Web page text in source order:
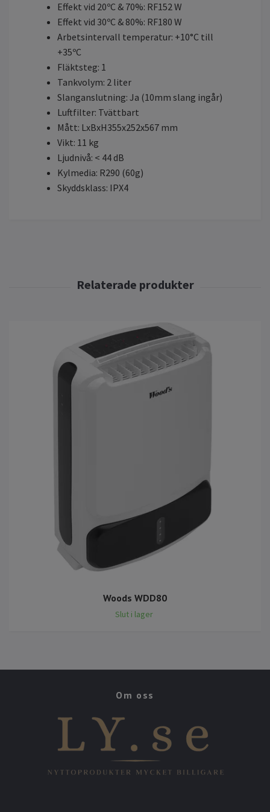
Effekt vid 20ºC & 70%: RF152 W
Effekt vid 30ºC & 80%: RF180 W
Arbetsintervall temperatur: +10°C till
+35ºC
Fläktsteg: 1
Tankvolym: 2 liter
Slanganslutning: Ja (10mm slang ingår)
Luftfilter: Tvättbart
Mått: LxBxH355x252x567 mm
Vikt: 11 kg
Ljudnivå: < 44 dB
Kylmedia: R290 (60g)
Skyddsklass: IPX4
Woods WDD80
Slut i lager
Om oss